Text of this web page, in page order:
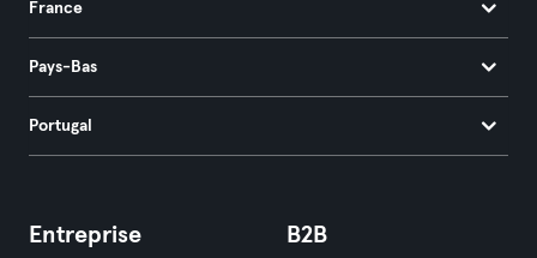
France
Pays-Bas
Portugal
Entreprise B2B